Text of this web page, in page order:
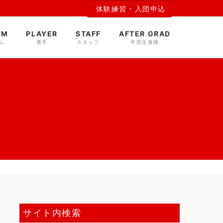
体験練習・入団申込
PLAYER
選手
STAFF
スタッフ
AFTER GRAD
卒団生進路
サイト内検索